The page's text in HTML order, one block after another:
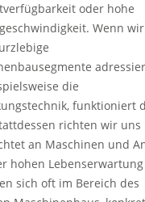
oder hohe
Wenn wir
die
funktioniert
richten wir uns
an Maschinen und
hohen
sich oft im Bereich des